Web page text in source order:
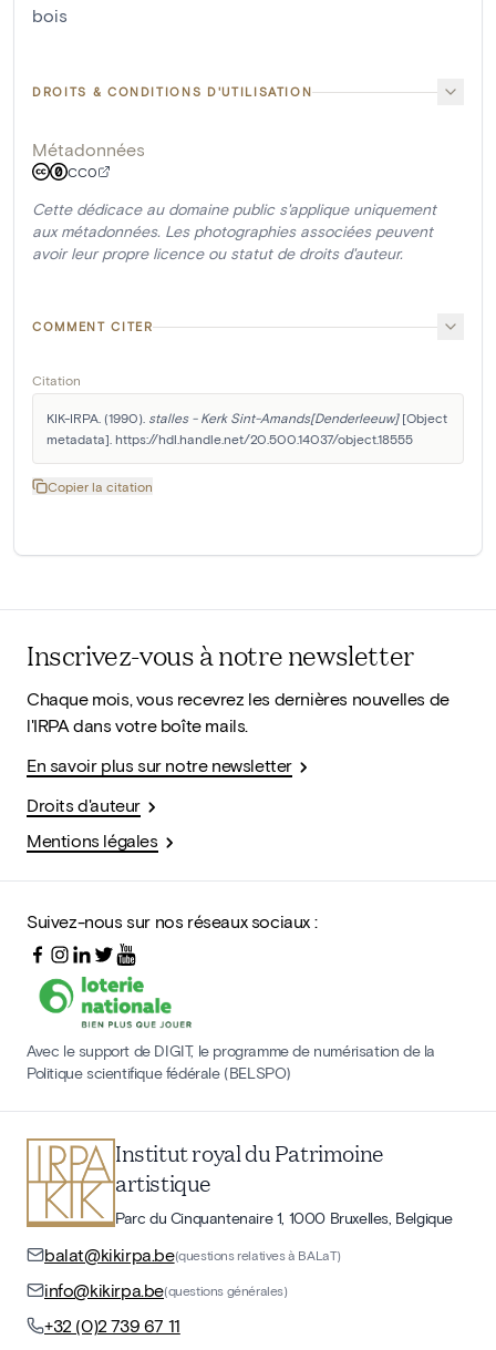
bois
DROITS & CONDITIONS D'UTILISATION
Métadonnées
CC0
Cette dédicace au domaine public s'applique uniquement
aux métadonnées. Les photographies associées peuvent
avoir leur propre licence ou statut de droits d'auteur.
COMMENT CITER
Citation
KIK-IRPA. (1990). stalles - Kerk Sint-Amands[Denderleeuw] [Object
metadata]. https://hdl.handle.net/20.500.14037/object.18555
Copier la citation
Inscrivez-vous à notre newsletter
Chaque mois, vous recevrez les dernières nouvelles de
l'IRPA dans votre boîte mails.
En savoir plus sur notre newsletter
Droits d'auteur
Mentions légales
Suivez-nous sur nos réseaux sociaux :
Avec le support de DIGIT, le programme de numérisation de la
Politique scientifique fédérale (BELSPO)
Institut royal du Patrimoine
artistique
Parc du Cinquantenaire 1, 1000 Bruxelles, Belgique
balat@kikirpa.be(questions relatives à BALaT)
info@kikirpa.be(questions générales)
+32 (0)2 739 67 11